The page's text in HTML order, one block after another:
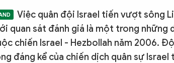
Việc quân đội Israel tiến vượt sông
quan sát đánh giá là một trong những
chiến Israel - Hezbollah năm 2006.
đáng kể của chiến dịch quân sự